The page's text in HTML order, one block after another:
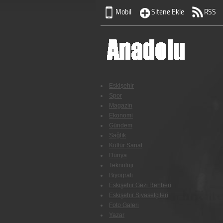
Mobil Sitene Ekle RSS
Eskişehir
Spor
Magazin
Ekonomi
Gündem
Sağlık
Kültür Sanat
Dünya
Teknoloji
Biyografi
Eskişehir Gezi Rehberi
Eskişehir Siyasetçileri
Foto Galeri
Yazar